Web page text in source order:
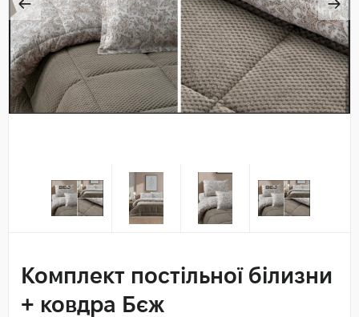
Комплект постільної білизни
+ ковдра Бєж